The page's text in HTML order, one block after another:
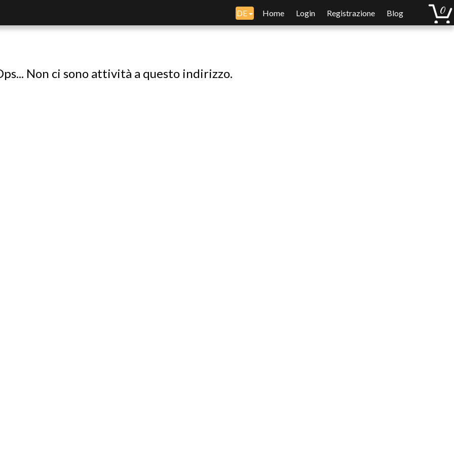
DE Home Login Registrazione Blog
Non ci sono attività a questo indirizzo.